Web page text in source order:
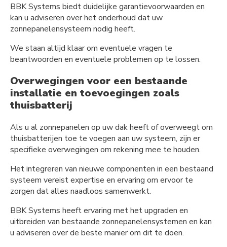
BBK Systems biedt duidelijke garantievoorwaarden en
kan u adviseren over het onderhoud dat uw
zonnepanelensysteem nodig heeft.
We staan altijd klaar om eventuele vragen te
beantwoorden en eventuele problemen op te lossen.
Overwegingen voor een bestaande
installatie en toevoegingen zoals
thuisbatterij
Als u al zonnepanelen op uw dak heeft of overweegt om
thuisbatterijen toe te voegen aan uw systeem, zijn er
specifieke overwegingen om rekening mee te houden.
Het integreren van nieuwe componenten in een bestaand
systeem vereist expertise en ervaring om ervoor te
zorgen dat alles naadloos samenwerkt.
BBK Systems heeft ervaring met het upgraden en
uitbreiden van bestaande zonnepanelensystemen en kan
u adviseren over de beste manier om dit te doen.